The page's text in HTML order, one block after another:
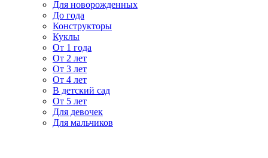
Для новорожденных
До года
Конструкторы
Куклы
От 1 года
От 2 лет
От 3 лет
От 4 лет
В детский сад
От 5 лет
Для девочек
Для мальчиков